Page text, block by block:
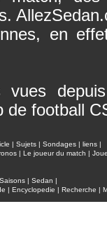
en
vues
de football
| Sujets | Sondages | liens |
| Le joueur du match |
Saisons | Sedan |
| Encyclopedie | Recherche |